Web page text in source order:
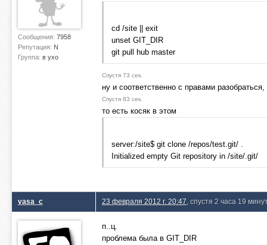
Сообщения: 7958
Репутация: N
Группа: в ухо
cd /site || exit
unset GIT_DIR
git pull hub master
Спустя 73 сек.
ну и соответственно с правами
Спустя 83 сек.
то есть косяк в этом
server:/site$ git clone /repos/test.git/ .
Initialized empty Git repository in /site/.git/
vasa_c 23 февраля 2012 г. 20:47 , спустя 2 часа 19
п..ц.
проблема была в GIT_DIR